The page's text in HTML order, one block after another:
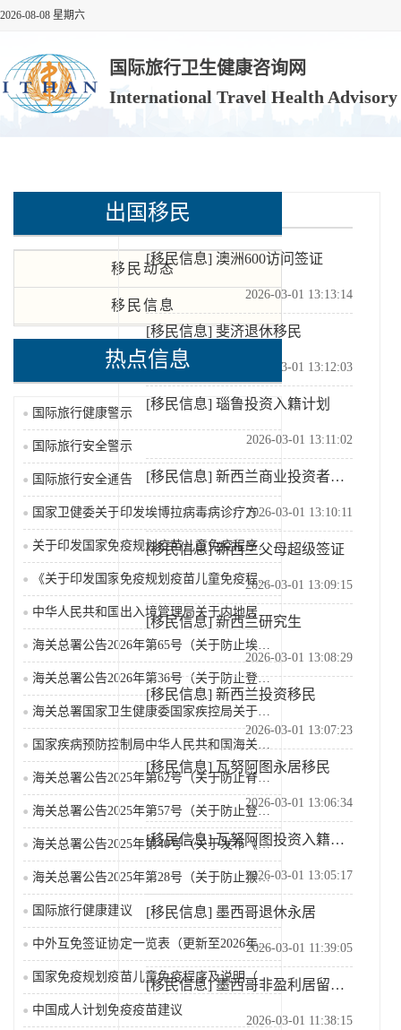
2026-08-08 星期六
国际旅行卫生健康咨询网
International Travel Health
出国移民
移民动态
移民信息
热点信息
国际旅行健康警示
国际旅行安全警示
国际旅行安全通告
国家卫健委关于印发埃博拉病毒病诊疗方案（2026年版...
关于印发国家免疫规划疫苗儿童免疫程序及说明（2026...
《关于印发国家免疫规划疫苗儿童免疫程序及说明（202...
海关总署公告2026年第36号（关于防止登革热疫情传...
海关总署公告2025年第62号（关于防止脊髓灰质炎疫...
海关总署公告2025年第57号（关于防止登革热疫情传...
海关总署公告2025年第40号（关于发布《国境口岸传...
海关总署公告2025年第28号（关于防止猴痘疫情传入...
国际旅行健康建议
中外互免签证协定一览表（更新至2026年2月25日）
国家免疫规划疫苗儿童免疫程序及说明（2026年版）
中国成人计划免疫疫苗建议
出国移民
[移民信息] 澳洲600访问签证
2026-03-01 13:13:14
[移民信息] 斐济退休移民
2026-03-01 13:12:03
[移民信息] 瑙鲁投资入籍计划
2026-03-01 13:11:02
[移民信息] 新西兰商业投资者签证
2026-03-01 13:10:11
[移民信息] 新西兰父母超级签证
2026-03-01 13:09:15
[移民信息] 新西兰研究生
2026-03-01 13:08:29
[移民信息] 新西兰投资移民
2026-03-01 13:07:23
[移民信息] 瓦努阿图永居移民
2026-03-01 13:06:34
[移民信息] 瓦努阿图投资入籍计划
2026-03-01 13:05:17
[移民信息] 墨西哥退休永居
2026-03-01 11:39:05
[移民信息] 墨西哥非盈利居留签证
2026-03-01 11:38:15